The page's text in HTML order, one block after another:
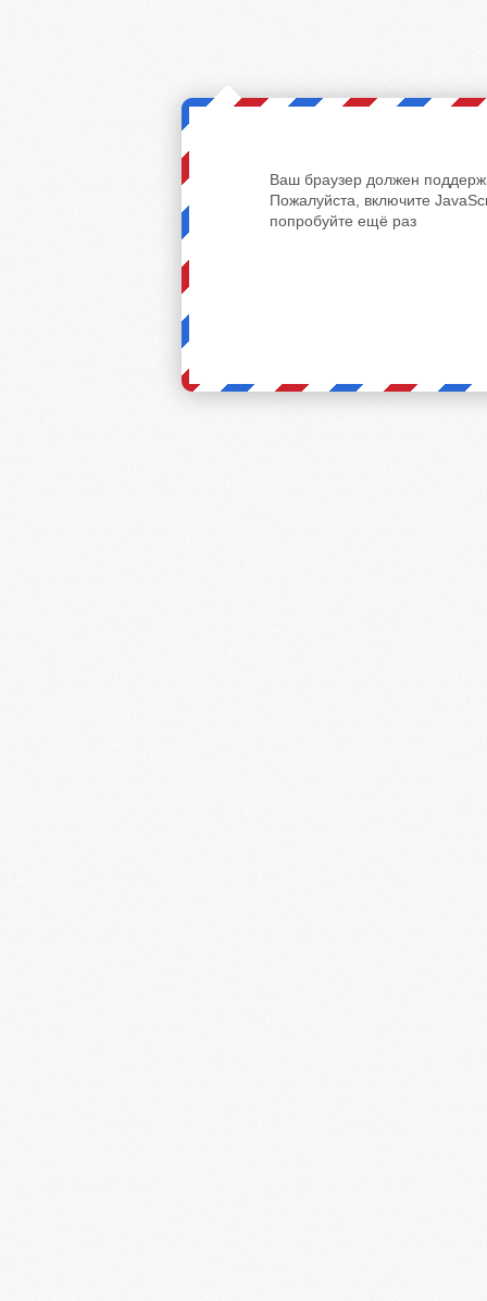
Ваш браузер должен
Пожалуйста, включите
попробуйте ещё раз